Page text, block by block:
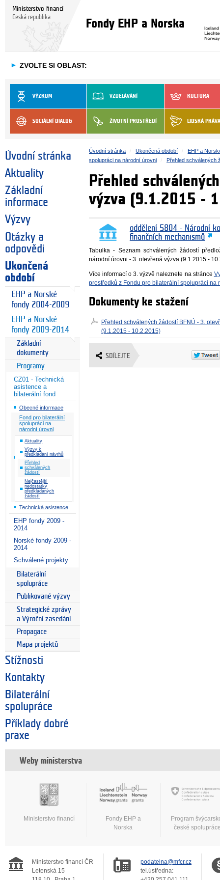
Ministerstvo financí
Česká republika
Fondy EHP a Norska
► ZVOLTE SI OBLAST:
VÝZKUM VZDĚLÁVÁNÍ KULTURA
SOCIÁLNÍ DIALOG ŽIVOTNÍ PROSTŘEDÍ LIDSKÁ PRÁVA
Úvodní stránka
Aktuality
Základní
informace
Výzvy
Otázky a
odpovědi
Ukončená
období
EHP a Norské
fondy 2004-2009
EHP a Norské
fondy 2009-2014
Základní
dokumenty
Programy
CZ01 - Technická
asistence a
bilaterální fond
Obecné informace
Fond pro bilaterální
spolupráci na
národní úrovni
Aktuality
Výzvy k
předkládání návrhů
Přehled
schválených
žádostí
Nejčastější
nedostatky
předkládaných
žádostí
Technická asistence
EHP fondy 2009 -
2014
Norské fondy 2009 -
2014
Schválené projekty
Bilaterální
spolupráce
Publikované výzvy
Strategické zprávy
a Výroční zasedání
Propagace
Mapa projektů
Stížnosti
Kontakty
Bilaterální
spolupráce
Příklady dobré
praxe
Úvodní stránka Ukončená období
EHP a
spolupráci na národní úrovni
Přehled schválených
Přehled
výzva (9.1.2015 ‐
oddělení 5804 - Národní
finančních mechanismů
Tabulka - Seznam schválených žádostí
národní úrovni - 3. otevřená výzva (9.1.2015 -
Více informací o 3. výzvě naleznete na stránce
prostředků z Fondu pro bilaterální spolupráci na
Dokumenty ke stažení
Přehled schválených žádostí BFNÚ - 3.
(9.1.2015 - 10.2.2015)
SDÍLEJTE
Weby ministerstva
Ministerstvo financí
Fondy EHP a
Norska
Program
české
Ministerstvo financí ČR
Letenská 15
podatelna@mfcr.cz
tel.ústředna: